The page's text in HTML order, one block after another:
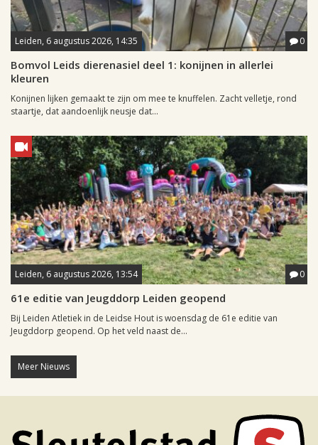
Leiden, 6 augustus 2026, 14:35 0
Bomvol Leids dierenasiel deel 1: konijnen in allerlei
kleuren
Konijnen lijken gemaakt te zijn om mee te knuffelen. Zacht velletje, rond
staartje, dat aandoenlijk neusje dat...
Leiden, 6 augustus 2026, 13:54 0
61e editie van Jeugddorp Leiden geopend
Bij Leiden Atletiek in de Leidse Hout is woensdag de 61e editie van
Jeugddorp geopend. Op het veld naast de...
Meer Nieuws